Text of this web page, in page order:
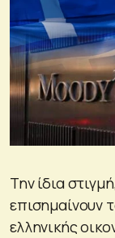
Την ίδια
επισημαίνουν
ελληνικής